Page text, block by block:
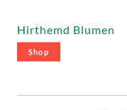
Hirthemd Blumen
Shop